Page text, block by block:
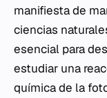
manifiesta de
ciencias
esencial para
estudiar una
química de la